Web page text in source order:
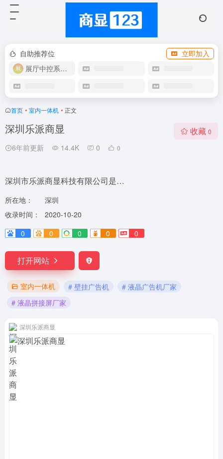
自助推荐位
立即加入
展厅中控系统OEM
首页 • 室内一体机 • 正文
深圳乐派商显
6年前更新 14.4K 0 0
收藏 0
深圳市乐派商显科技有限公司是…
所在地：
深圳
收录时间：
2020-10-20
0
0 0 0 0
打开网站
室内一体机 # 壁挂广告机
# 液晶广告机厂家
# 液晶拼接屏厂家
深圳乐派商显